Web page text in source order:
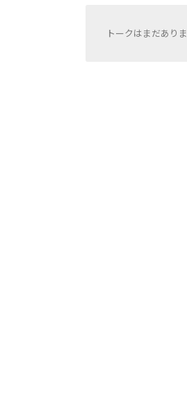
トークはまだあり